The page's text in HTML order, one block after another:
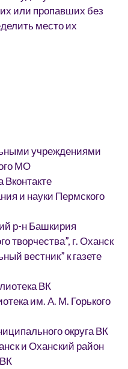
учреждениями
МО
Вконтакте
и науки Пермского
р-н Башкирия
творчества”, г. Оханск
вестник” к газете
ВК
им. А. М. Горького
округа ВК
и Оханский район